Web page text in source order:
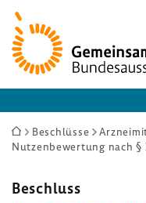
Zur
Startseite
Sie
sind
Beschlüsse
Nutzenbewertung nach §
Beschluss